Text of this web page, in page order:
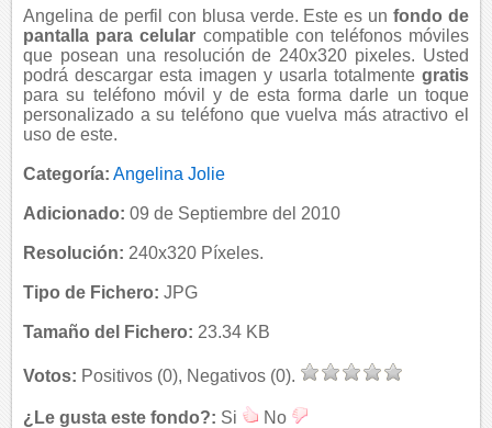
Angelina de perfil con blusa verde. Este es un fondo de
pantalla para celular compatible con teléfonos móviles
que posean una resolución de 240x320 pixeles. Usted
podrá descargar esta imagen y usarla totalmente gratis
para su teléfono móvil y de esta forma darle un toque
personalizado a su teléfono que vuelva más atractivo el
uso de este.
Categoría: Angelina Jolie
Adicionado: 09 de Septiembre del 2010
Resolución: 240x320 Píxeles.
Tipo de Fichero: JPG
Tamaño del Fichero: 23.34 KB
Votos: Positivos (0), Negativos (0).
¿Le gusta este fondo?: Si No